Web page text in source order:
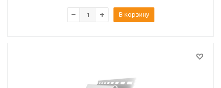
В корзину